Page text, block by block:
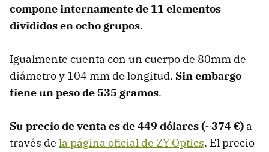
compone internamente de 11 elementos
divididos en ocho grupos.
Igualmente cuenta con un cuerpo de 80mm de
diámetro y 104 mm de longitud. Sin embargo
tiene un peso de 535 gramos.
Su precio de venta es de 449 dólares (~374 €) a
través de la página oficial de ZY Optics. El precio